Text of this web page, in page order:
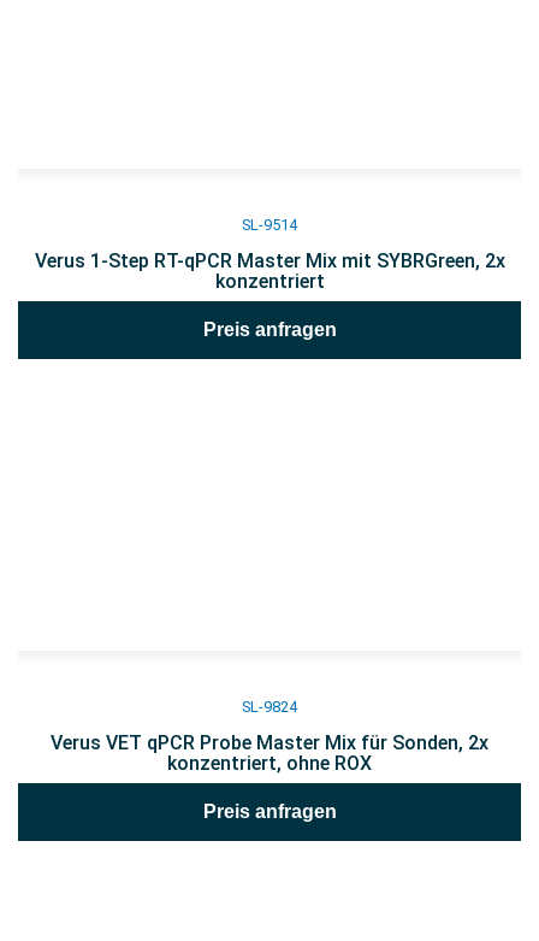
SL-9514
Verus 1-Step RT-qPCR Master Mix mit SYBRGreen, 2x
konzentriert
Preis anfragen
SL-9824
Verus VET qPCR Probe Master Mix für Sonden, 2x
konzentriert, ohne ROX
Preis anfragen